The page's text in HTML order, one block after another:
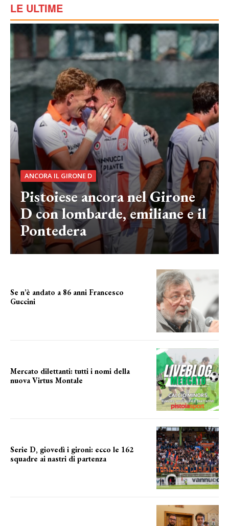
LE ULTIME
ANCORA IL GIRONE D
Pistoiese ancora nel Girone
D con lombarde, emiliane e il
Pontedera
Se n’è andato a 86 anni Francesco
Guccini
Mercato dilettanti: tutti i nomi della
nuova Virtus Montale
Serie D, giovedì i gironi: ecco le 162
squadre ai nastri di partenza